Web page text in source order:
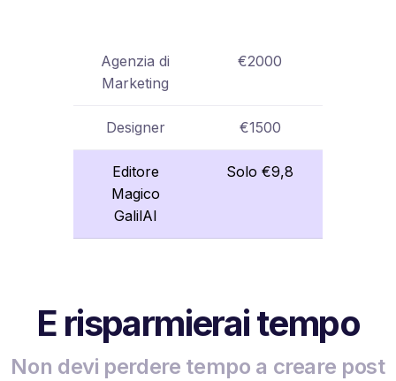
Agenzia di
Marketing
€2000
Designer €1500
Editore
Magico
GalilAI
Solo €9,8
E risparmierai tempo
Non devi perdere tempo a creare post